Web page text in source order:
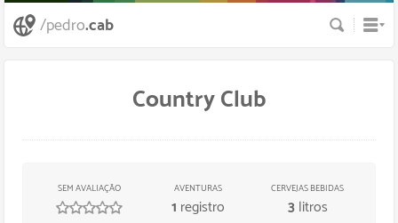
/pedro.cab Busca
Country Club
SEM AVALIAÇÃO
/ estrelas
AVENTURAS
1 registro
CERVEJAS BEBIDAS
3litros